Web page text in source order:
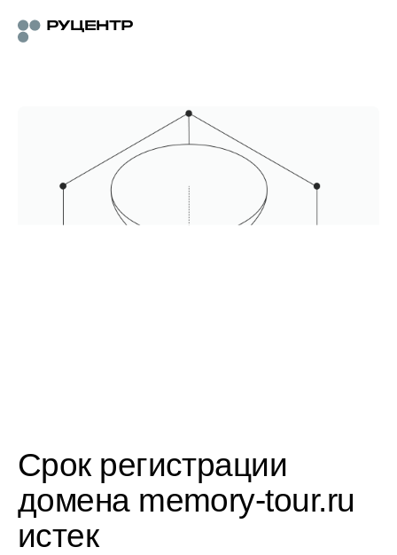
Срок регистрации
домена memory-tour.ru
истек